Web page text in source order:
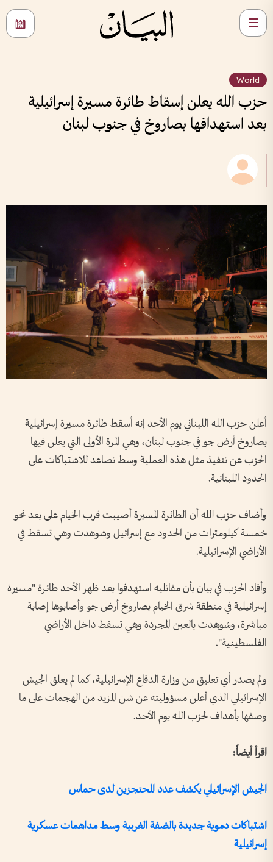
World
حزب الله يعلن إسقاط طائرة مسيرة إسرائيلية
بعد استهدافها بصاروخ في جنوب لبنان
أعلن حزب الله اللبناني يوم الأحد إنه أسقط طائرة مسيرة إسرائيلية
بصاروخ أرض جو في جنوب لبنان، وهي المرة الأولى التي يعلن فيها
الحزب عن تنفيذ مثل هذه العملية وسط تصاعد للاشتباكات على
الحدود اللبنانية.
وأضاف حزب الله أن الطائرة المسيرة أصيبت قرب الخيام على بعد نحو
خمسة كيلومترات من الحدود مع إسرائيل وشوهدت وهي تسقط في
الأراضي الإسرائيلية.
وأفاد الحزب في بيان بأن مقاتليه استهدفوا بعد ظهر الأحد طائرة "مسيرة
إسرائيلية في منطقة شرق الخيام بصاروخ أرض جو وأصابوها إصابة
مباشرة، وشوهدت بالعين المجردة وهي تسقط داخل الأراضي
الفلسطينية".
ولم يصدر أي تعليق من وزارة الدفاع الإسرائيلية، كما لم يعلق الجيش
الإسرائيلي الذي أعلن مسؤوليته عن شن المزيد من الهجمات على ما
وصفها بأهداف لحزب الله يوم الأحد.
اقرأ أيضاً:
الجيش الإسرائيلي يكشف عدد المحتجزين لدى حماس
اشتباكات دموية جديدة بالضفة الغربية وسط مداهمات عسكرية
إسرائيلية